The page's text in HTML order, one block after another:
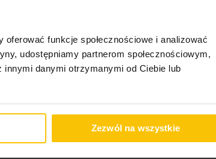
funkcje społecznościowe i analizować
udostępniamy partnerom społecznościowym,
danymi otrzymanymi od Ciebie lub
Zezwól na wszystkie